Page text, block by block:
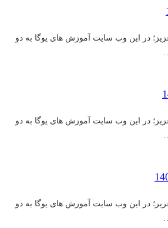
در این وب سایت آموزش های یوگا به دو
در این وب سایت آموزش های یوگا به دو
در این وب سایت آموزش های یوگا به دو